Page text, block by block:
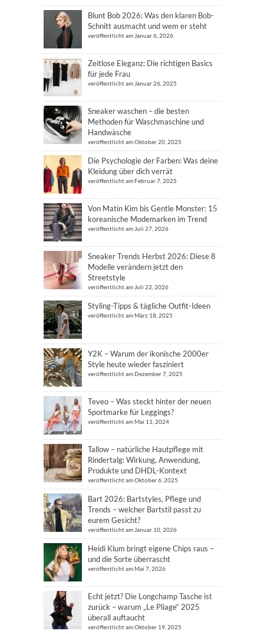
Blunt Bob 2026: Was den klaren Bob-
Schnitt ausmacht und wem er steht
veröffentlicht am Januar 6, 2026
Zeitlose Eleganz: Die richtigen Basics
für jede Frau
veröffentlicht am Januar 26, 2025
Sneaker waschen – die besten
Methoden für Waschmaschine und
Handwäsche
veröffentlicht am Oktober 20, 2025
Die Psychologie der Farben: Was deine
Kleidung über dich verrät
veröffentlicht am Februar 7, 2025
Von Matin Kim bis Gentle Monster: 15
koreanische Modemarken im Trend
veröffentlicht am Juli 27, 2026
Sneaker Trends Herbst 2026: Diese 8
Modelle verändern jetzt den
Streetstyle
veröffentlicht am Juli 22, 2026
Styling-Tipps & tägliche Outfit-Ideen
veröffentlicht am März 18, 2025
Y2K – Warum der ikonische 2000er
Style heute wieder fasziniert
veröffentlicht am Dezember 7, 2025
Teveo – Was steckt hinter der neuen
Sportmarke für Leggings?
veröffentlicht am Mai 11, 2024
Tallow – natürliche Hautpflege mit
Rindertalg: Wirkung, Anwendung,
Produkte und DHDL-Kontext
veröffentlicht am Oktober 6, 2025
Bart 2026: Bartstyles, Pflege und
Trends – welcher Bartstil passt zu
eurem Gesicht?
veröffentlicht am Januar 10, 2026
Heidi Klum bringt eigene Chips raus –
und die Sorte überrascht
veröffentlicht am Mai 7, 2026
Echt jetzt? Die Longchamp Tasche ist
zurück – warum „Le Pliage“ 2025
überall auftaucht
veröffentlicht am Oktober 19, 2025